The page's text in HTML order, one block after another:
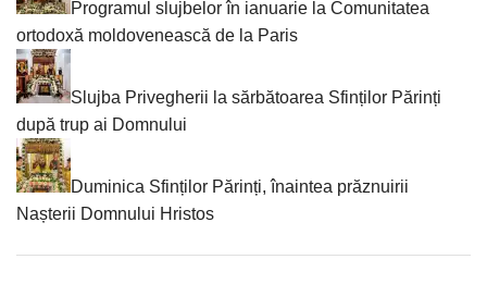
Programul slujbelor în ianuarie la Comunitatea
ortodoxă moldovenească de la Paris
Slujba Privegherii la sărbătoarea Sfinților Părinți
după trup ai Domnului
Duminica Sfinților Părinți, înaintea prăznuirii
Nașterii Domnului Hristos